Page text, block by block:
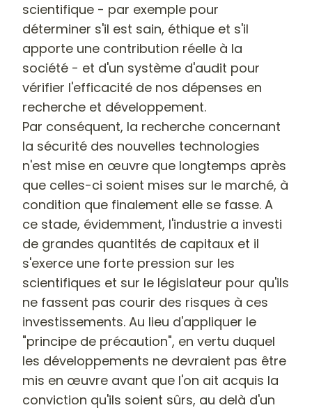
scientifique - par exemple pour
déterminer s'il est sain, éthique et s'il
apporte une contribution réelle à la
société - et d'un système d'audit pour
vérifier l'efficacité de nos dépenses en
recherche et développement.
Par conséquent, la recherche concernant
la sécurité des nouvelles technologies
n'est mise en œuvre que longtemps après
que celles-ci soient mises sur le marché, à
condition que finalement elle se fasse. A
ce stade, évidemment, l'industrie a investi
de grandes quantités de capitaux et il
s'exerce une forte pression sur les
scientifiques et sur le législateur pour qu'ils
ne fassent pas courir des risques à ces
investissements. Au lieu d'appliquer le
"principe de précaution", en vertu duquel
les développements ne devraient pas être
mis en œuvre avant que l'on ait acquis la
conviction qu'ils soient sûrs, au delà d'un